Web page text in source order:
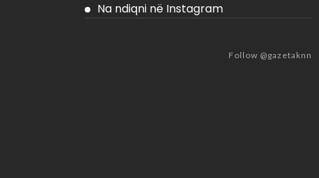
Na ndiqni në Instagram
Follow @gazetaknn